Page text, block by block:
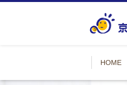
HOME